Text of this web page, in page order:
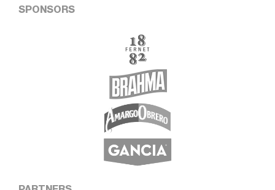
SPONSORS